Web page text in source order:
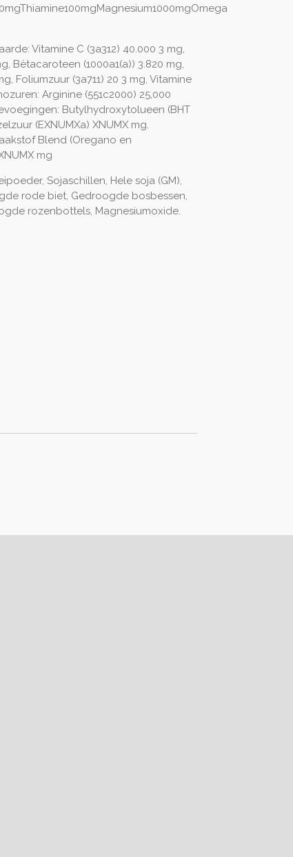
Vitamine C (3a312) 40.000 3 mg,
Bètacaroteen (1000a1(a)) 3.820 mg,
Foliumzuur (3a711) 20 3 mg, Vitamine
Arginine (551c2000) 25,000
Butylhydroxytolueen (BHT
(EXNUMXa) XNUMX mg.
Blend (Oregano en
mg
Sojaschillen, Hele soja (GM),
rode biet, Gedroogde bosbessen,
rozenbottels, Magnesiumoxide.